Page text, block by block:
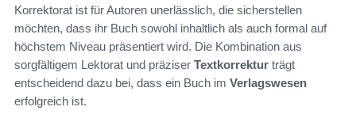
Korrektorat ist für Autoren unerlässlich, die sicherstellen
möchten, dass ihr Buch sowohl inhaltlich als auch formal auf
höchstem Niveau präsentiert wird. Die Kombination aus
sorgfältigem Lektorat und präziser Textkorrektur trägt
entscheidend dazu bei, dass ein Buch im Verlagswesen
erfolgreich ist.